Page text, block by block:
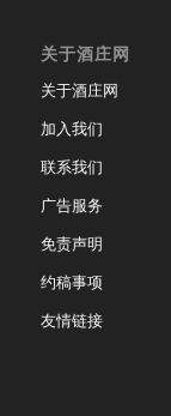
关于酒庄网
关于酒庄网
加入我们
联系我们
广告服务
免责声明
约稿事项
友情链接